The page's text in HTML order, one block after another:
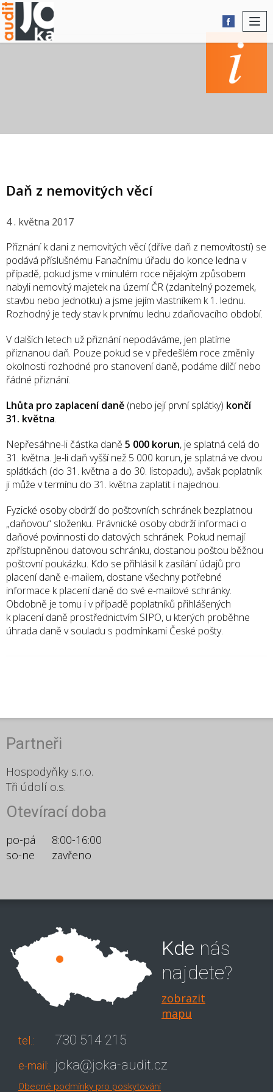
Daň z nemovitých věcí
4 . května 2017
Přiznání k dani z nemovitých věcí (dříve daň z nemovitostí) se
podává příslušnému Fanačnímu úřadu do konce ledna v
případě, pokud jsme v minulém roce nějakým způsobem
nabyli nemovitý majetek na území ČR (zdanitelný pozemek,
stavbu nebo jednotku) a jsme jejím vlastníkem k 1. lednu.
Rozhodný je tedy stav k prvnímu lednu zdaňovacího období.
V dalších letech už přiznání nepodáváme, jen platíme
přiznanou daň. Pouze pokud se v předešlém roce změnily
okolnosti rozhodné pro stanovení daně, podáme dílčí nebo
řádné přiznání.
Lhůta pro zaplacení daně (nebo její první splátky) končí
31. května.
Nepřesáhne-li částka daně 5 000 korun, je splatná celá do
31. května. Je-li daň vyšší než 5 000 korun, je splatná ve dvou
splátkách (do 31. května a do 30. listopadu), avšak poplatník
ji může v termínu do 31. května zaplatit i najednou.
Fyzické osoby obdrží do poštovních schránek bezplatnou
„daňovou“ složenku. Právnické osoby obdrží informaci o
daňové povinnosti do datových schránek. Pokud nemají
zpřístupněnou datovou schránku, dostanou poštou běžnou
poštovní poukázku. Kdo se přihlásil k zasílání údajů pro
placení daně e-mailem, dostane všechny potřebné
informace k placení daně do své e-mailové schránky.
Obdobně je tomu i v případě poplatníků přihlášených
k placení daně prostřednictvím SIPO, u kterých proběhne
úhrada daně v souladu s podmínkami České pošty.
Partneři
Hospodyňky s.r.o.
Tři údolí o.s.
Otevírací doba
po-pá
8:00-16:00
so-ne
zavřeno
Kde nás
najdete?
zobrazit
mapu
tel.: 730 514 215
e-mail: joka@joka-audit.cz
Obecné podmínky pro poskytování